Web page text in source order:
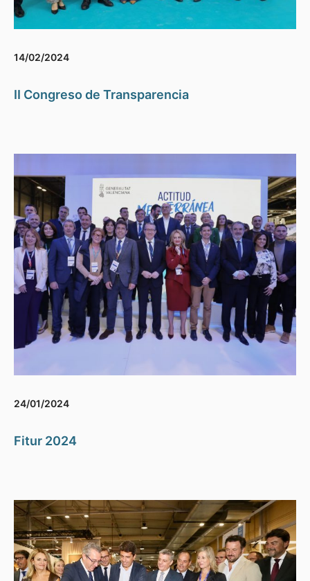
14/02/2024
II Congreso de Transparencia
24/01/2024
Fitur 2024